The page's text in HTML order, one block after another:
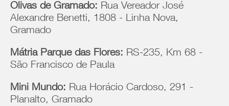
Olivas de Gramado: Rua Vereador José
Alexandre Benetti, 1808 - Linha Nova,
Gramado
Mátria Parque das Flores: RS-235, Km 68 -
São Francisco de Paula
Mini Mundo: Rua Horácio Cardoso, 291 -
Planalto, Gramado